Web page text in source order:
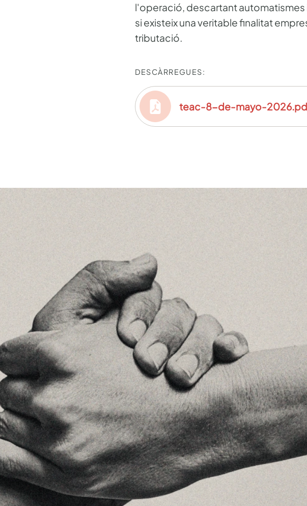
l'operació, descartant automatismes
si existeix una veritable finalitat
tributació.
DESCÀRREGUES:
teac-8-de-mayo-